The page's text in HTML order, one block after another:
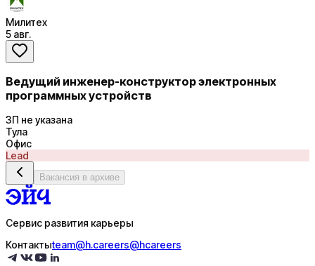
Милитех
5 авг.
Ведущий инженер-конструктор электронных
программных устройств
ЗП не указана
Тула
Офис
Lead
Вакансия в архиве
Сервис развития карьеры
Контактыteam@h.careers@hcareers